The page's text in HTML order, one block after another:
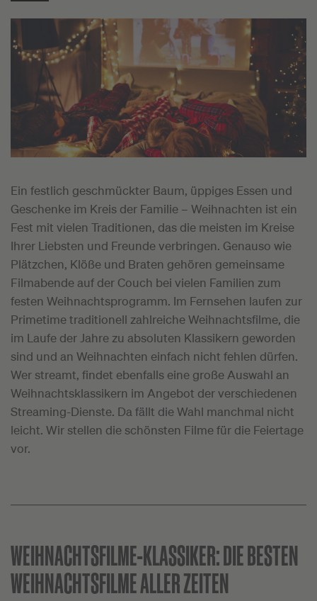
Ein festlich geschmückter Baum, üppiges Essen und
Geschenke im Kreis der Familie – Weihnachten ist ein
Fest mit vielen Traditionen, das die meisten im Kreise
Ihrer Liebsten und Freunde verbringen. Genauso wie
Plätzchen, Klöße und Braten gehören gemeinsame
Filmabende auf der Couch bei vielen Familien zum
festen Weihnachtsprogramm. Im Fernsehen laufen zur
Primetime traditionell zahlreiche Weihnachtsfilme, die
im Laufe der Jahre zu absoluten Klassikern geworden
sind und an Weihnachten einfach nicht fehlen dürfen.
Wer streamt, findet ebenfalls eine große Auswahl an
Weihnachtsklassikern im Angebot der verschiedenen
Streaming-Dienste. Da fällt die Wahl manchmal nicht
leicht. Wir stellen die schönsten Filme für die Feiertage
vor.
WEIHNACHTSFILME-KLASSIKER:DIE BESTEN
WEIHNACHTSFILME ALLER ZEITEN